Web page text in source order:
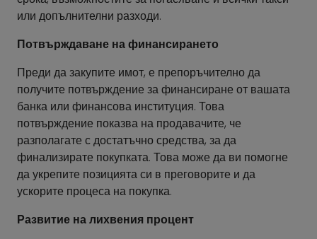
или допълнителни разходи.
Потвърждаване на финансирането
Преди да закупите имот, е препоръчително да
получите потвърждение за финансиране от вашата
банка или финансова институция. Това
потвърждение показва на продавачите, че
разполагате с достатъчно средства, за да
финализирате покупката. Това може да ви помогне
да укрепите позицията си в преговорите и да
ускорите процеса на покупка.
Развитие на лихвения процент